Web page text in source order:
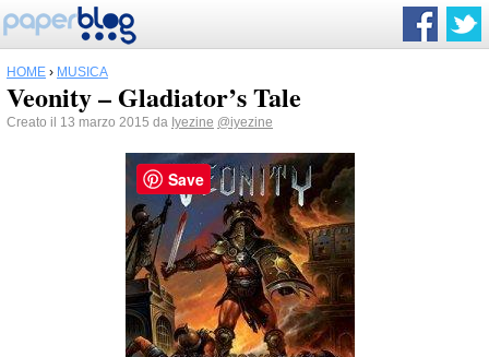
HOME › MUSICA
Veonity – Gladiator’s Tale
Creato il 13 marzo 2015 da Iyezine @iyezine
Save